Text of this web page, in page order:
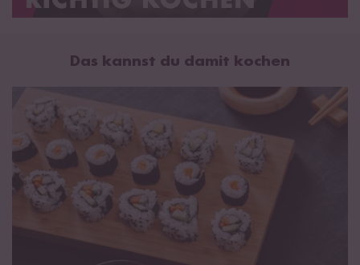
Gebrauchs- und Reinigungshinweise für die Hangiri
Das kannst du damit kochen